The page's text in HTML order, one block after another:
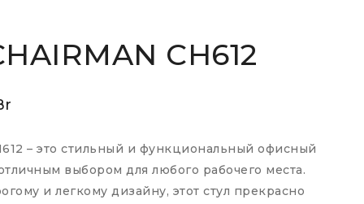
CH612
– это стильный и функциональный офисный
выбором для любого рабочего места.
и легкому дизайну, этот стул прекрасно